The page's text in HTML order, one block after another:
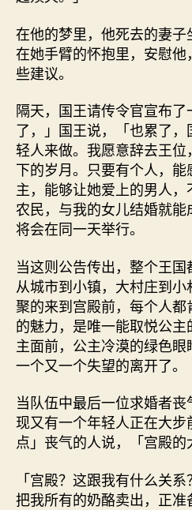
在他的梦里，他死去的妻
在她手臂的怀抱里，安慰
些建议。
隔天，国王请传令官宣布
了，」国王说，「也累了
轻人来做。我愿意辞去王
下的岁月。只要有个人，
主，能够让她爱上的男人
农民，与我的女儿结婚就
将会在同一天举行。
当这则公告传出，整个王国
从城市到小镇，大村庄到
聚的来到宫殿前，每个人
的魅力，是唯一能取悦公
主面前，公主冷漠的绿色
一个又一个失望的离开了。
当队伍中最后一位求婚者
现又有一个年轻人正在大
点」丧气的人说，「宫殿的
「宫殿？这跟我有什么关
把我所有的奶酪卖出，正准